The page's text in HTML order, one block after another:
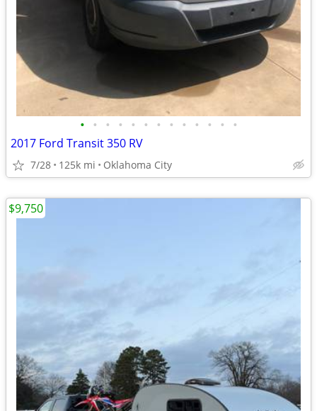
• • • • • • • • • • • • •
2017 Ford Transit 350 RV
7/28 125k mi Oklahoma City
$9,750